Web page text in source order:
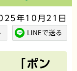
年10月21日
「ポン